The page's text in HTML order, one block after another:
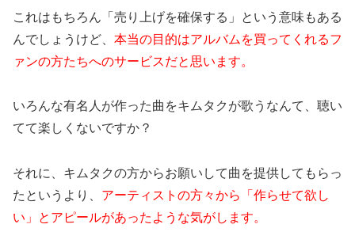
これはもちろん「売り上げを確保する」という意味もある
んでしょうけど、 本当の目的はアルバムを買ってくれるフ
ァンの方たちへのサービスだと思います。
いろんな有名人が作った曲をキムタクが歌うなんて、聴い
てて楽しくないですか？
それに、キムタクの方からお願いして曲を提供してもらっ
たというより、 アーティストの方々から「作らせて欲し
い」とアピールがあったような気がします。